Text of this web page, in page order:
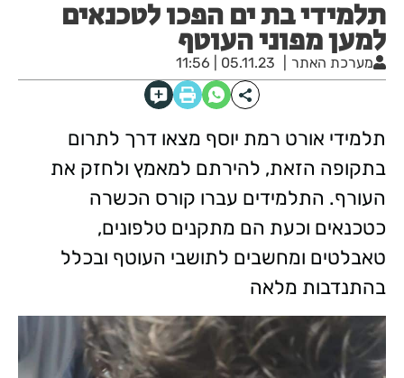
תלמידי בת ים הפכו לטכנאים
למען מפוני העוטף
מערכת האתר 05.11.23 | 11:56
תלמידי אורט רמת יוסף מצאו דרך לתרום
בתקופה הזאת, להירתם למאמץ ולחזק את
העורף. התלמידים עברו קורס הכשרה
כטכנאים וכעת הם מתקנים טלפונים,
טאבלטים ומחשבים לתושבי העוטף ובכלל
בהתנדבות מלאה